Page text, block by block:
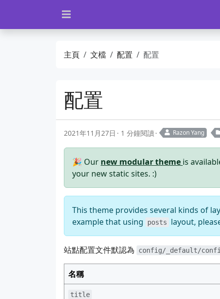
主頁 文檔 配置 配置
配置
2021年11月27日 1 分鐘閱讀 Razon Yang
🎉 Our new modular theme is
your new static sites. :)
This theme provides several kinds of
example that using
posts layout,
站點配置文件默認為 config/_default/
名稱
title